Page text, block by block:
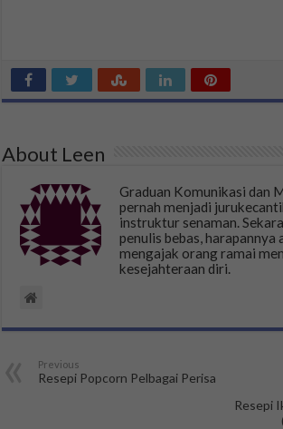
About Leen
Graduan Komunikasi dan
pernah menjadi
instruktur senaman.
penulis bebas, harapannya
mengajak orang ramai
kesejahteraan diri.
Previous
Resepi Popcorn Pelbagai Perisa
Resepi